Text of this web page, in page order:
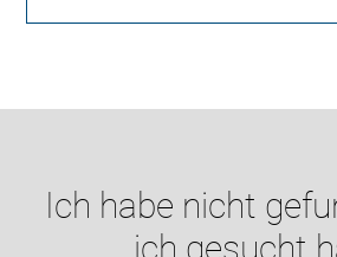
Ich habe nicht
ich gesucht